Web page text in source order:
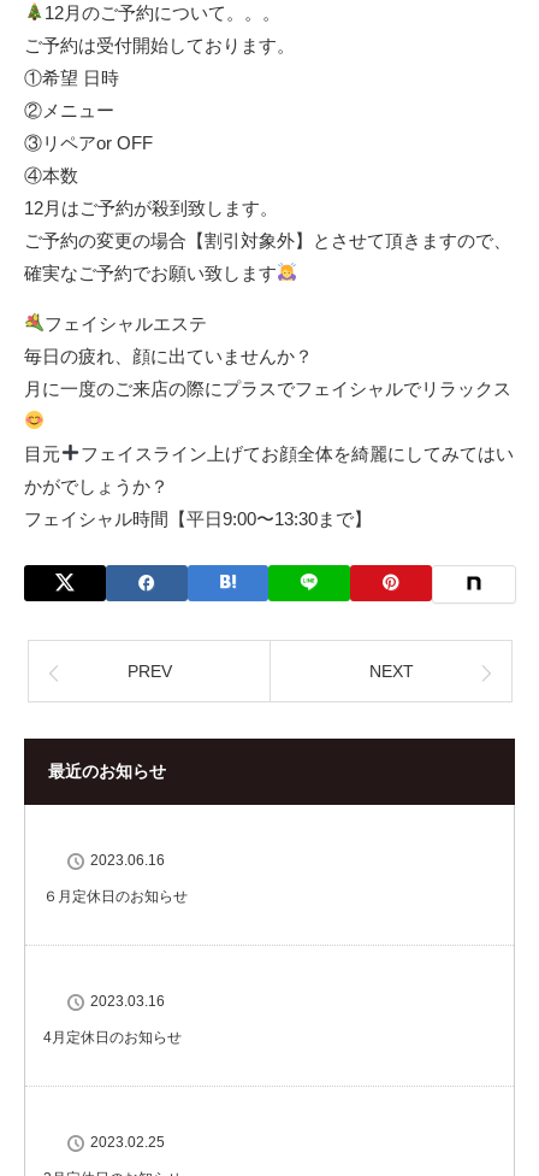
12月のご予約について。。。
ご予約は受付開始しております。
①希望 日時
②メニュー
③リペアor OFF
④本数
12月はご予約が殺到致します。
ご予約の変更の場合【割引対象外】とさせて頂きますので、
確実なご予約でお願い致します
フェイシャルエステ
毎日の疲れ、顔に出ていませんか？
月に一度のご来店の際にプラスでフェイシャルでリラックス
目元
フェイスライン上げてお顔全体を綺麗にしてみてはい
かがでしょうか？
フェイシャル時間【平日9:00〜13:30まで】
PREV NEXT
最近のお知らせ
2023.06.16
６月定休日のお知らせ
2023.03.16
4月定休日のお知らせ
2023.02.25